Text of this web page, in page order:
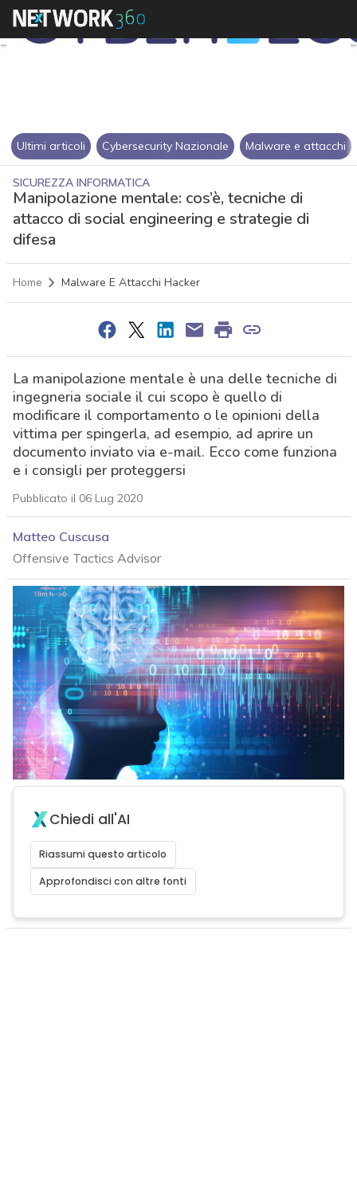
Ultimi articoli Cybersecurity Nazionale Malware e attacchi
SICUREZZA INFORMATICA
Manipolazione mentale: cos’è, tecniche di
attacco di social engineering e strategie di
difesa
Home Malware E Attacchi Hacker
La manipolazione mentale è una delle tecniche di
ingegneria sociale il cui scopo è quello di
modificare il comportamento o le opinioni della
vittima per spingerla, ad esempio, ad aprire un
documento inviato via e-mail. Ecco come funziona
e i consigli per proteggersi
Pubblicato il 06 Lug 2020
Matteo Cuscusa
Offensive Tactics Advisor
Chiedi all'AI
Riassumi questo articolo
Approfondisci con altre fonti